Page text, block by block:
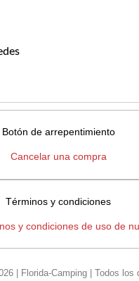
Botón de arrepentimiento
Cancelar una compra
Términos y condiciones
y condiciones de uso de
| Florida-Camping | Todos los